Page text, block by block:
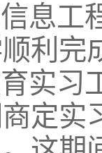
息工
利完
实习
定实